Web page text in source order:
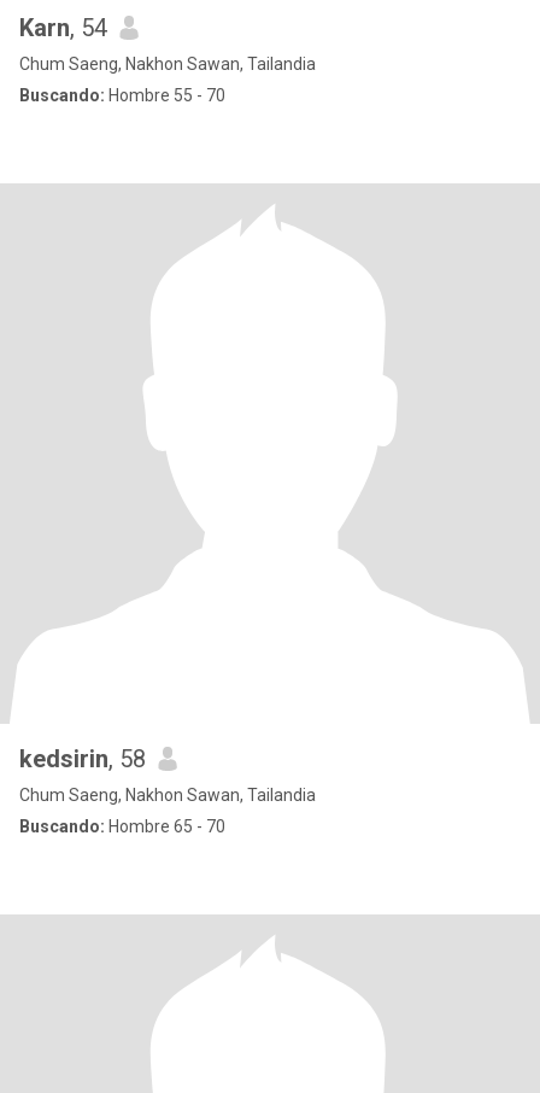
Karn, 54
Chum Saeng, Nakhon Sawan, Tailandia
Buscando: Hombre 55 - 70
kedsirin, 58
Chum Saeng, Nakhon Sawan, Tailandia
Buscando: Hombre 65 - 70